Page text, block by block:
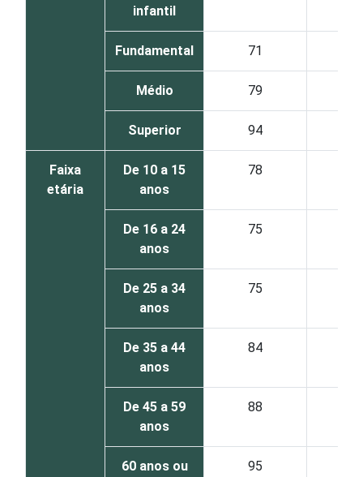
infantil
Fundamental 71
Médio 79
Superior 94
Faixa
etária
De 10 a 15
anos
78
De 16 a 24
anos
75
De 25 a 34
anos
75
De 35 a 44
anos
84
De 45 a 59
anos
88
60 anos ou
95